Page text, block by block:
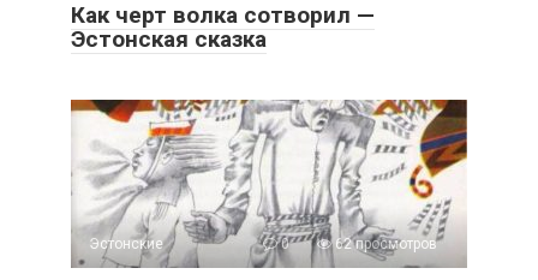
Как черт волка сотворил —
Эстонская сказка
Эстонские 0 62 просмотров